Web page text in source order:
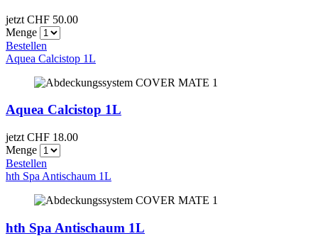
jetzt CHF 50.00
Menge
Bestellen
Aquea Calcistop 1L
Aquea Calcistop 1L
jetzt CHF 18.00
Menge
Bestellen
hth Spa Antischaum 1L
hth Spa Antischaum 1L